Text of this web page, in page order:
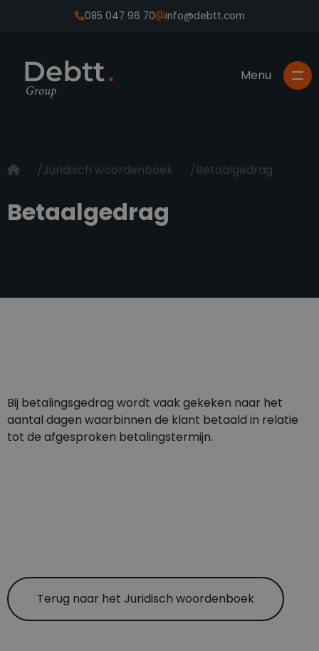
085 047 96 70 info@debtt.com
Juridisch woordenboek Betaalgedrag
Betaalgedrag
Bij betalingsgedrag wordt vaak gekeken naar het
aantal dagen waarbinnen de klant betaald in relatie
tot de afgesproken betalingstermijn.
Terug naar het Juridisch woordenboek